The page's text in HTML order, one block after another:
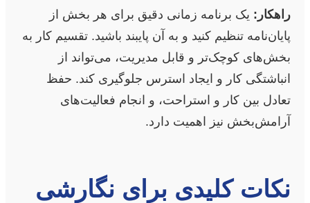
راهکار: یک برنامه زمانی دقیق برای هر بخش از
پایان‌نامه تنظیم کنید و به آن پایبند باشید. تقسیم کار به
بخش‌های کوچک‌تر و قابل مدیریت، می‌تواند از
انباشتگی کار و ایجاد استرس جلوگیری کند. حفظ
تعادل بین کار و استراحت، و انجام فعالیت‌های
آرامش‌بخش نیز اهمیت دارد.
نکات کلیدی برای نگارشی